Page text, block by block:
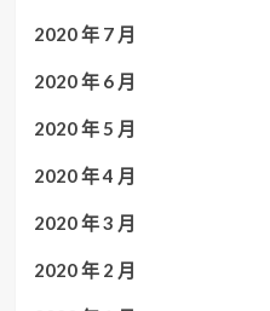
2020 年 7 月
2020 年 6 月
2020 年 5 月
2020 年 4 月
2020 年 3 月
2020 年 2 月